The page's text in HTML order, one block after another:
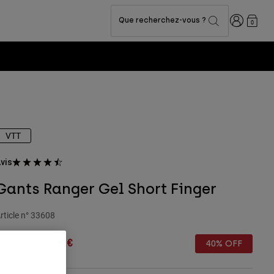
Que recherchez-vous ? Connexion
0
VTT
Ranger Gel Short Finger
n° 33608
Price reduced from
17,99 € 40% OFF